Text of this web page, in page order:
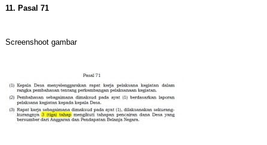
11. Pasal 71
Screenshoot gambar